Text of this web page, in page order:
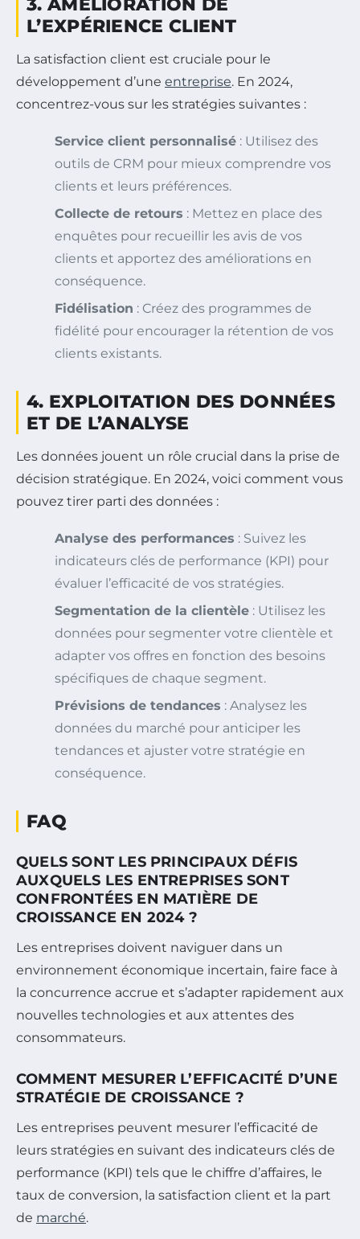
3. AMÉLIORATION DE
L’EXPÉRIENCE CLIENT
La satisfaction client est cruciale pour le
développement d’une entreprise. En 2024,
concentrez-vous sur les stratégies suivantes :
Service client personnalisé : Utilisez des
outils de CRM pour mieux comprendre vos
clients et leurs préférences.
Collecte de retours : Mettez en place des
enquêtes pour recueillir les avis de vos
clients et apportez des améliorations en
conséquence.
Fidélisation : Créez des programmes de
fidélité pour encourager la rétention de vos
clients existants.
4. EXPLOITATION DES DONNÉES
ET DE L’ANALYSE
Les données jouent un rôle crucial dans la prise de
décision stratégique. En 2024, voici comment vous
pouvez tirer parti des données :
Analyse des performances : Suivez les
indicateurs clés de performance (KPI) pour
évaluer l’efficacité de vos stratégies.
Segmentation de la clientèle : Utilisez les
données pour segmenter votre clientèle et
adapter vos offres en fonction des besoins
spécifiques de chaque segment.
Prévisions de tendances : Analysez les
données du marché pour anticiper les
tendances et ajuster votre stratégie en
conséquence.
FAQ
QUELS SONT LES PRINCIPAUX DÉFIS
AUXQUELS LES ENTREPRISES SONT
CONFRONTÉES EN MATIÈRE DE
CROISSANCE EN 2024 ?
Les entreprises doivent naviguer dans un
environnement économique incertain, faire face à
la concurrence accrue et s’adapter rapidement aux
nouvelles technologies et aux attentes des
consommateurs.
COMMENT MESURER L’EFFICACITÉ D’UNE
STRATÉGIE DE CROISSANCE ?
Les entreprises peuvent mesurer l’efficacité de
leurs stratégies en suivant des indicateurs clés de
performance (KPI) tels que le chiffre d’affaires, le
taux de conversion, la satisfaction client et la part
de marché.